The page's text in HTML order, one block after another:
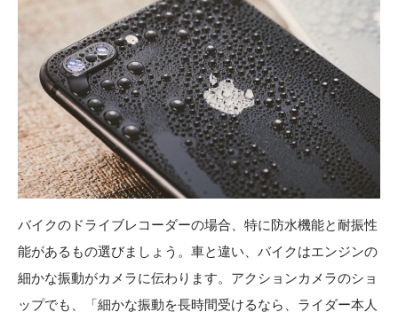
バイクのドライブレコーダーの場合、特に防水機能と耐振性
能があるもの選びましょう。車と違い、バイクはエンジンの
細かな振動がカメラに伝わります。アクションカメラのショ
ップでも、「細かな振動を長時間受けるなら、ライダー本人